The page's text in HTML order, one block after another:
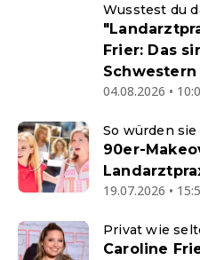
Wusstest du
Frier: Das
Schwestern
04.08.2026 •
So würden sie
90er-
19.07.2026 •
Privat wie
Caroline